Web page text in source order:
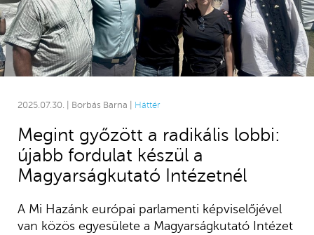
2025.07.30. | Borbás Barna | Háttér
Megint győzött a radikális lobbi:
újabb fordulat készül a
Magyarságkutató Intézetnél
A Mi Hazánk európai parlamenti képviselőjével
van közös egyesülete a Magyarságkutató Intézet